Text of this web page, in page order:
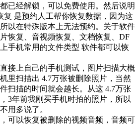
已经解锁，可以免费使用。然后说明
复 是预约人工帮你恢复数据，因为这
以在特殊版本上无法预约。关于软件
恢复、音视频恢复、文档恢复、DF
手机常用的文件类型 软件都可以恢
接上自己的手机测试，图片扫描大概
里扫描出 4.7万张被删除照片，当然
扫描的时间就会越长。从这 4.7万张
3年前我刚买手机时拍的照片，所以
用多说了。
可以恢复被删除的视频音频，音频可